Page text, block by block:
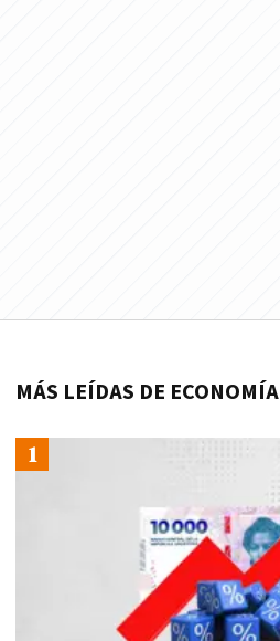
MÁS LEÍDAS DE ECONOMÍA